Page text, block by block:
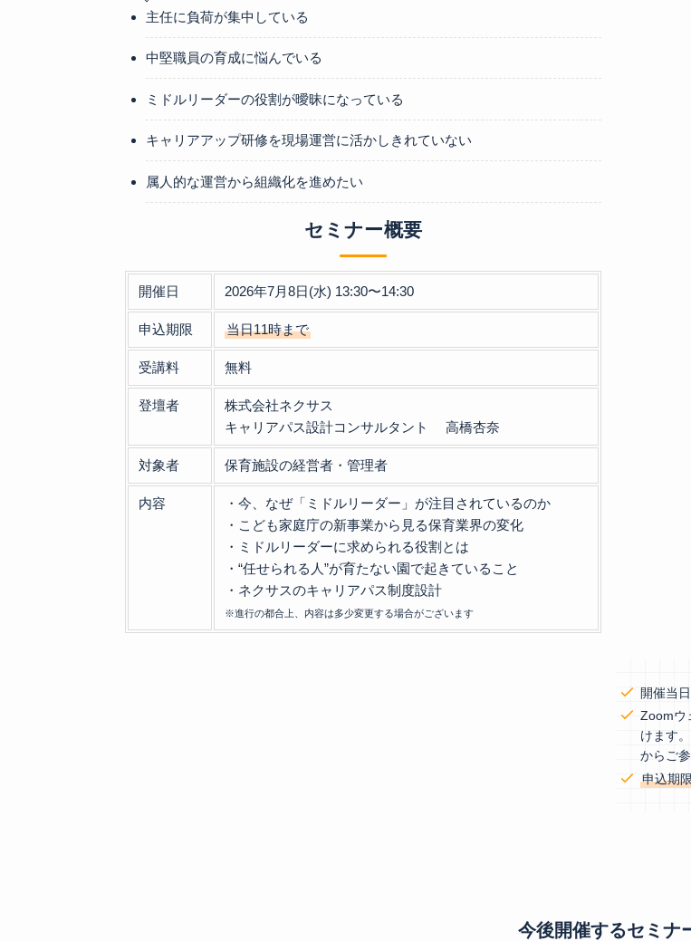
主任に負荷が集中している
中堅職員の育成に悩んでいる
ミドルリーダーの役割が曖昧になっている
キャリアアップ研修を現場運営に活かしきれていない
属人的な運営から組織化を進めたい
セミナー概要
開催日 2026年7月8日(水) 13:30〜14:30
申込期限 当日11時まで
受講料 無料
登壇者
株式会社ネクサス
キャリアパス設計コンサルタント 高橋杏奈
対象者 保育施設の経営者・管理者
内容
・今、なぜ「ミドルリーダー」が注目されているのか
・こども家庭庁の新事業から見る保育業界の変化
・ミドルリーダーに求められる役割とは
・“任せられる人”が育たない園で起きていること
・ネクサスのキャリアパス制度設計
※進行の都合上、内容は多少変更する場合がございます
開催当
Zoomウ
けます
からご
申込期
今後開催するセミナ